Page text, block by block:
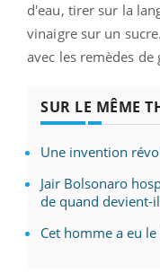
d'eau, tirer sur la
vinaigre sur un
avec les remèdes de
SUR LE MÊME
Une invention
Jair Bolsonaro
de quand devient-
Cet homme a eu